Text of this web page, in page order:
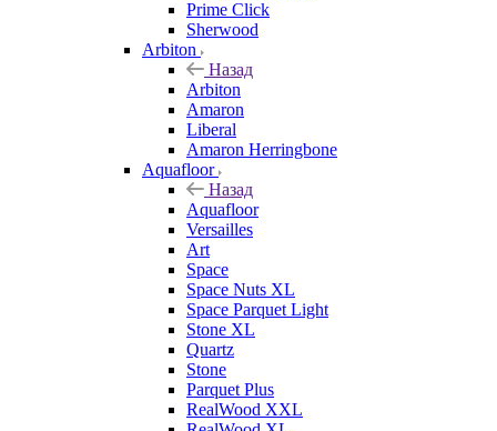
Prime Click
Sherwood
Arbiton
Назад
Arbiton
Amaron
Liberal
Amaron Herringbone
Aquafloor
Назад
Aquafloor
Versailles
Art
Space
Space Nuts XL
Space Parquet Light
Stone XL
Quartz
Stone
Parquet Plus
RealWood XXL